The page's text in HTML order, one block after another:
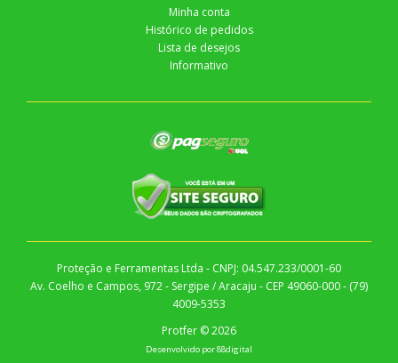
Minha conta
Histórico de pedidos
Lista de desejos
Informativo
Proteção e Ferramentas Ltda - CNPJ: 04.547.233/0001-60
Av. Coelho e Campos, 972 - Sergipe / Aracaju - CEP 49060-000 - (79)
4009-5353
Protfer © 2026
Desenvolvido por88digital